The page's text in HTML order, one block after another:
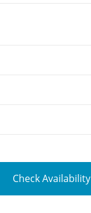
Check Availability